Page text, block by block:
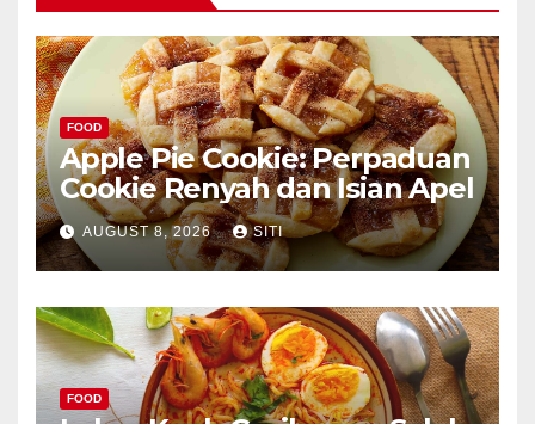
FOOD
Apple Pie Cookie: Perpaduan
Cookie Renyah dan Isian Apel
AUGUST 8, 2026 SITI
FOOD